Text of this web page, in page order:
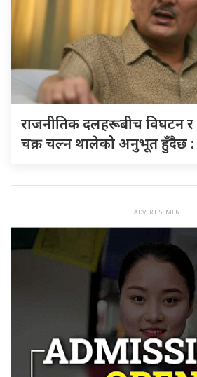
राजनीतिक दलहरूबीच विघटन र
चक्र चल्न थालेको अनुभूत हुँदैछ :